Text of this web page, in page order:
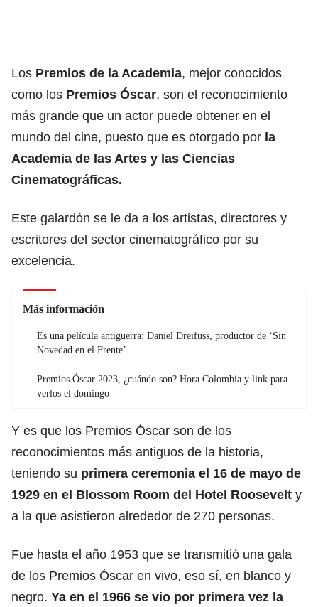
Los Premios de la Academia, mejor conocidos
como los Premios Óscar, son el reconocimiento
más grande que un actor puede obtener en el
mundo del cine, puesto que es otorgado por la
Academia de las Artes y las Ciencias
Cinematográficas.
Este galardón se le da a los artistas, directores y
escritores del sector cinematográfico por su
excelencia.
Más información
Es una película antiguerra: Daniel Dreifuss, productor de ‘Sin
Novedad en el Frente’
Premios Óscar 2023, ¿cuándo son? Hora Colombia y link para
verlos el domingo
Y es que los Premios Óscar son de los
reconocimientos más antiguos de la historia,
teniendo su primera ceremonia el 16 de mayo de
1929 en el Blossom Room del Hotel Roosevelt y
a la que asistieron alrededor de 270 personas.
Fue hasta el año 1953 que se transmitió una gala
de los Premios Óscar en vivo, eso sí, en blanco y
negro. Ya en el 1966 se vio por primera vez la